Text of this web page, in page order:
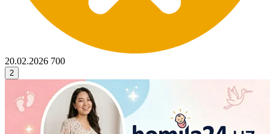
20.02.2026 700
2